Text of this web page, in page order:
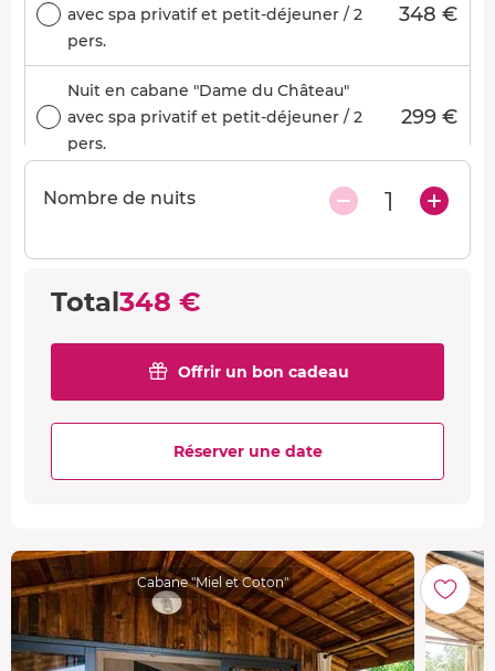
avec spa privatif et petit-déjeuner / 2
pers.
348 €
Nuit en cabane "Dame du Château"
avec spa privatif et petit-déjeuner / 2
pers.
299 €
Nombre de nuits 1
Total348 €
Offrir un bon cadeau
Réserver une date
Cabane "Miel et Coton"